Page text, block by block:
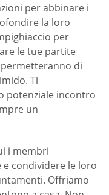
per abbinare i
la loro
per
le tue partite
di
Ti
potenziale incontro
un
i membri
condividere le loro
Offriamo